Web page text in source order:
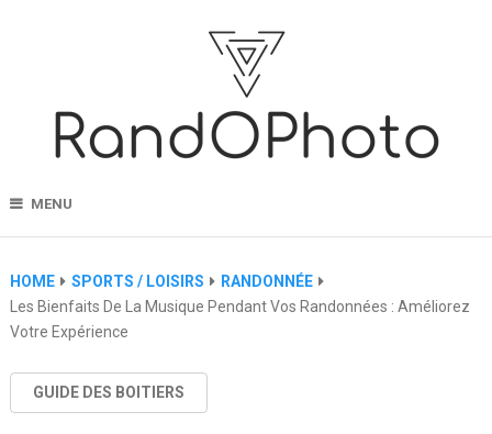
MENU
HOME SPORTS / LOISIRS
RANDONNÉE
Les Bienfaits De La Musique Pendant Vos Randonnées : Améliorez
Votre Expérience
GUIDE DES BOITIERS